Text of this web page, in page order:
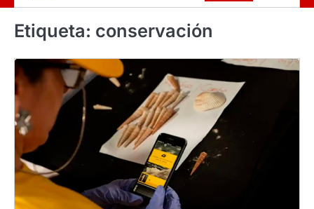
Etiqueta: conservación